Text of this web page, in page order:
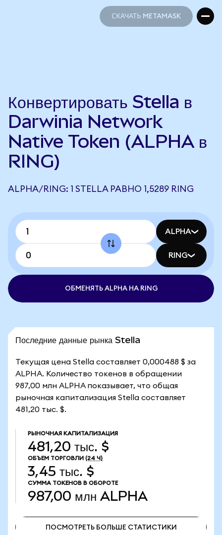
СКАЧАТЬ METAMASK
Конвертировать Stella в
Darwinia Network
Native Token (ALPHA в
RING)
ALPHA/RING: 1 STELLA РАВНО 1,5289 RING
ALPHA
RING
ОБМЕНЯТЬ ALPHA НА RING
Последние данные рынка Stella
Текущая цена Stella составляет 0,000488 $ за
ALPHA. Количество токенов в обращении
987,00 млн ALPHA показывает, что общая
рыночная капитализация Stella составляет
481,20 тыс. $.
РЫНОЧНАЯ КАПИТАЛИЗАЦИЯ
481,20 тыс. $
ОБЪЕМ ТОРГОВЛИ (24 Ч)
3,45 тыс. $
СУММА ТОКЕНОВ В ОБОРОТЕ
987,00 млн ALPHA
ПОСМОТРЕТЬ БОЛЬШЕ СТАТИСТИКИ